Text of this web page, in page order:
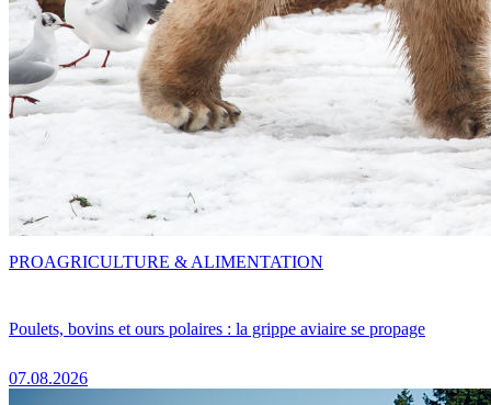
Poulets, bovins et ours polaires : la grippe aviaire se propage
07.08.2026
PROAGRICULTURE & ALIMENTATION